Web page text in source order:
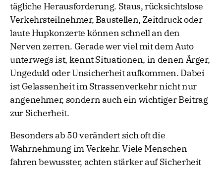
tägliche Herausforderung. Staus, rücksichtslose
Verkehrsteilnehmer, Baustellen, Zeitdruck oder
laute Hupkonzerte können schnell an den
Nerven zerren. Gerade wer viel mit dem Auto
unterwegs ist, kennt Situationen, in denen Ärger,
Ungeduld oder Unsicherheit aufkommen. Dabei
ist Gelassenheit im Strassenverkehr nicht nur
angenehmer, sondern auch ein wichtiger Beitrag
zur Sicherheit.
Besonders ab 50 verändert sich oft die
Wahrnehmung im Verkehr. Viele Menschen
fahren bewusster, achten stärker auf Sicherheit